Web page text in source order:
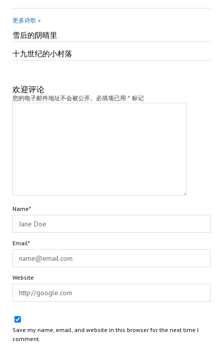
更多诗歌 »
雪后的阴晴里
十九世纪的小村落
欢迎评论
您的电子邮件地址不会被公开。必填项已用 * 标记
Name*
Email*
Website
Save my name, email, and website in this browser for the next time I
comment.